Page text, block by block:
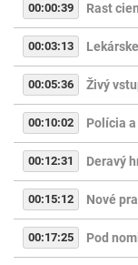
00:00:39 Rast
00:03:13
00:05:36 Živý
00:10:02 Polícia
00:12:31 Deravý
00:15:12 Nové
00:17:25 Pod